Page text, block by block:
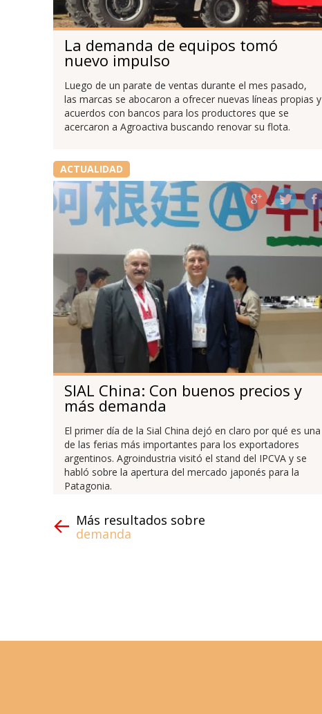
La demanda de equipos tomó
nuevo impulso
Luego de un parate de ventas durante el mes pasado,
las marcas se abocaron a ofrecer nuevas líneas propias y
acuerdos con bancos para los productores que se
acercaron a Agroactiva buscando renovar su flota.
ACTUALIDAD
SIAL China: Con buenos precios y
más demanda
El primer día de la Sial China dejó en claro por qué es una
de las ferias más importantes para los exportadores
argentinos. Agroindustria visitó el stand del IPCVA y se
habló sobre la apertura del mercado japonés para la
Patagonia.
Más resultados sobre
demanda